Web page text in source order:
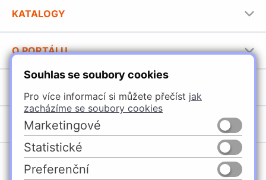
Souhlas se soubory cookies
Pro více informací si můžete přečíst jak
zacházíme se soubory cookies
Marketingové
Statistické
Preferenční
KATALOGY
Stavební katalog Häfele
Brožury Häfele
O PORTÁLU
Provozovatel portálu
Jak používat portál
Úchytky
Nábytkové kování
Vybavení kuchyní
Osvětlení a elektro
POBOČKY
Domašín
Vyškov